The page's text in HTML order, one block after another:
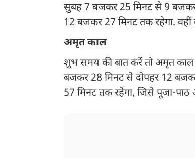
सुबह 7 बजकर 25 मिनट से 9
12 बजकर 27 मिनट तक रहेगा.
अमृत काल
शुभ समय की बात करें तो अमृत
बजकर 28 मिनट से दोपहर 12
57 मिनट तक रहेगा, जिसे पूजा-